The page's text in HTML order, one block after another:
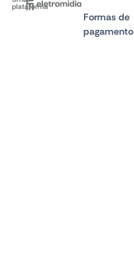
plataforma
Formas de
pagamento